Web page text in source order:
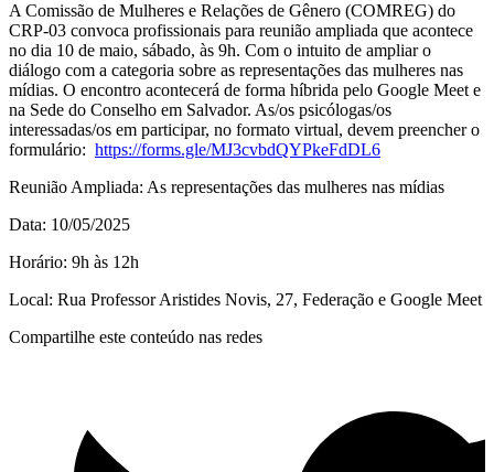
A Comissão de Mulheres e Relações de Gênero (COMREG) do
CRP-03 convoca profissionais para reunião ampliada que acontece
no dia 10 de maio, sábado, às 9h. Com o intuito de ampliar o
diálogo com a categoria sobre as representações das mulheres nas
mídias. O encontro acontecerá de forma híbrida pelo Google Meet e
na Sede do Conselho em Salvador. As/os psicólogas/os
interessadas/os em participar, no formato virtual, devem preencher o
formulário: https://forms.gle/MJ3cvbdQYPkeFdDL6
Reunião Ampliada: As representações das mulheres nas mídias
Data: 10/05/2025
Horário: 9h às 12h
Local: Rua Professor Aristides Novis, 27, Federação e Google Meet
Compartilhe este conteúdo nas redes